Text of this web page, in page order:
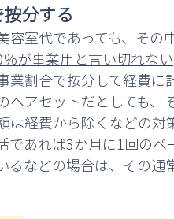
分する
容室代であっても、そ
％が事業用と言い切れない
業割合で按分 して経費に
ヘアセットだとしても
は経費から除くなどの対
であれば3か月に1回の
るなどの場合は、その